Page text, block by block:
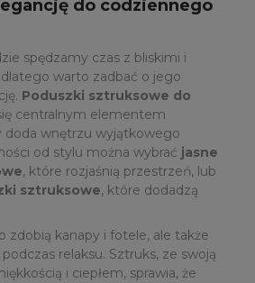
do codziennego
spędzamy czas z bliskimi i
warto zadbać o jego
Poduszki sztruksowe do
centralnym elementem
doda wnętrzu wyjątkowego
od stylu można wybrać jasne
, które rozjaśnią przestrzeń, lub
sztruksowe, które dodadzą
zdobią kanapy i fotele, ale także
relaksu. Sztruks, ze swoją
i ciepłem, sprawia, że